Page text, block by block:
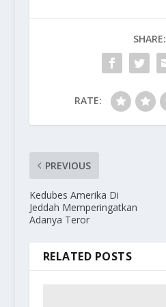
SHARE:
RATE:
PREVIOUS
Kedubes Amerika Di
Jeddah Memperingatkan
Adanya Teror
RELATED POSTS